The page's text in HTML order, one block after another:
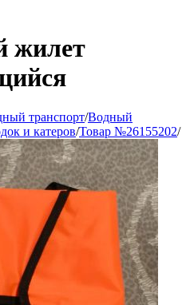
жилет
транспорт/Водный
и катеров/Товар №26155202/